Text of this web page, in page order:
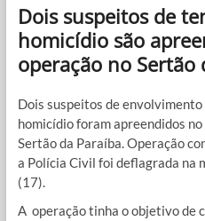
Dois suspeitos de
homicídio são
operação no Sertão
Dois suspeitos de
homicídio foram apreendidos
Sertão da Paraíba. Operação
a Polícia Civil foi deflagrada na
(17).
A operação tinha o objetivo de